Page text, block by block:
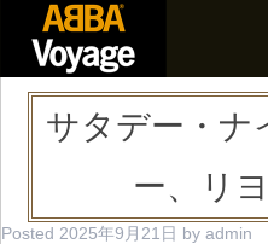
サタデー・ナ
ー、リ
Posted 2025年9月21日 by admin